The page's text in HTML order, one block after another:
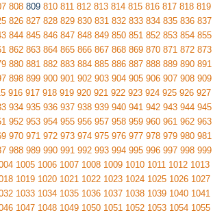
808 809 810 811 812 813 814 815 816 817 818 819
826 827 828 829 830 831 832 833 834 835 836 837
844 845 846 847 848 849 850 851 852 853 854 855
862 863 864 865 866 867 868 869 870 871 872 873
880 881 882 883 884 885 886 887 888 889 890 891
898 899 900 901 902 903 904 905 906 907 908 909
916 917 918 919 920 921 922 923 924 925 926 927
934 935 936 937 938 939 940 941 942 943 944 945
952 953 954 955 956 957 958 959 960 961 962 963
970 971 972 973 974 975 976 977 978 979 980 981
988 989 990 991 992 993 994 995 996 997 998 999
1005 1006 1007 1008 1009 1010 1011 1012 1013
1019 1020 1021 1022 1023 1024 1025 1026 1027
1033 1034 1035 1036 1037 1038 1039 1040 1041
1047 1048 1049 1050 1051 1052 1053 1054 1055